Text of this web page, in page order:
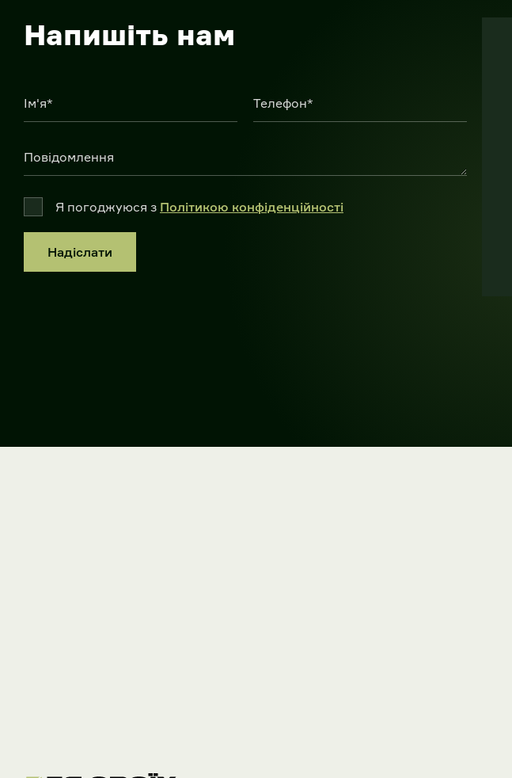
Напишіть нам
Ім'я* Телефон*
Повідомлення
Я погоджуюся з Політикою конфіденційності
Надіслати